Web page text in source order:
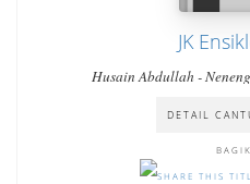
JK
Husain Abdullah -
DETAIL